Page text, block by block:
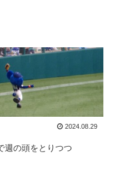
2024.08.29
週の頭をとりつつ